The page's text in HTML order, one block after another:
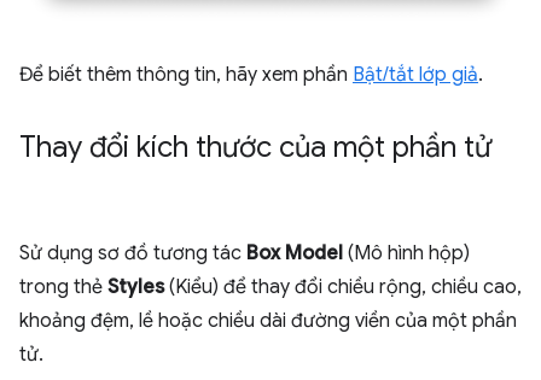
Để biết thêm thông tin, hãy xem phần Bật/tắt lớp giả.
Thay đổi kích thước của một phần tử
Sử dụng sơ đồ tương tác Box Model (Mô hình hộp)
trong thẻ Styles(Kiểu) để thay đổi chiều rộng, chiều cao,
khoảng đệm, lề hoặc chiều dài đường viền của một phần
tử.